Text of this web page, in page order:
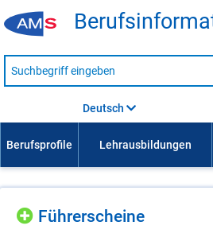
Suche
nach
Deutsch
Füh­rer­schei­ne